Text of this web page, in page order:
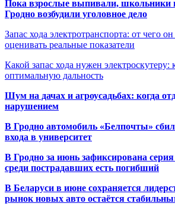
Пока взрослые выпивали, школьники
Гродно возбудили уголовное дело
Запас хода электротранспорта: от чего
оценивать реальные показатели
Какой запас хода нужен электроскутеру:
оптимальную дальность
Шум на дачах и агроусадьбах: когда
нарушением
В Гродно автомобиль «Белпочты» сбил
входа в университет
В Гродно за июнь зафиксирована
среди пострадавших есть погибший
В Беларуси в июне сохраняется
рынок новых авто остаётся